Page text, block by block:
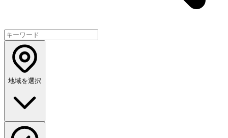
地域を選択